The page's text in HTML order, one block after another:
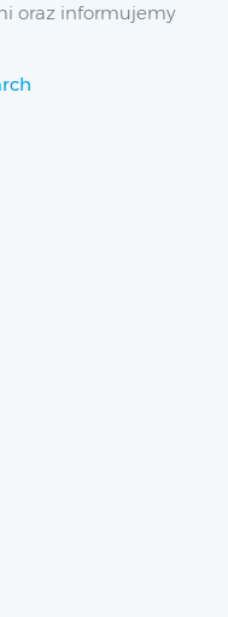
oraz informujemy